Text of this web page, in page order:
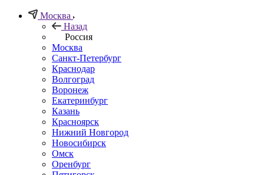
Москва
Назад
Россия
Москва
Санкт-Петербург
Краснодар
Волгоград
Воронеж
Екатеринбург
Казань
Красноярск
Нижний Новгород
Новосибирск
Омск
Оренбург